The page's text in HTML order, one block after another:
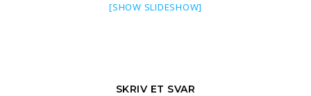
[SHOW SLIDESHOW]
SKRIV ET SVAR